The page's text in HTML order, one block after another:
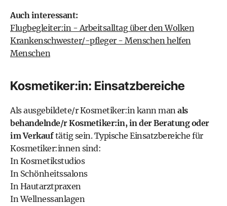
Auch interessant:
Flugbegleiter:in - Arbeitsalltag über den Wolken
Krankenschwester/-pfleger - Menschen helfen
Menschen
Kosmetiker:in: Einsatzbereiche
Als ausgebildete/r Kosmetiker:in kann manals
behandelnde/r Kosmetiker:in, in der Beratung oder
im Verkauftätig sein. Typische Einsatzbereiche für
Kosmetiker:innen sind:
In Kosmetikstudios
In Schönheitssalons
In Hautarztpraxen
In Wellnessanlagen